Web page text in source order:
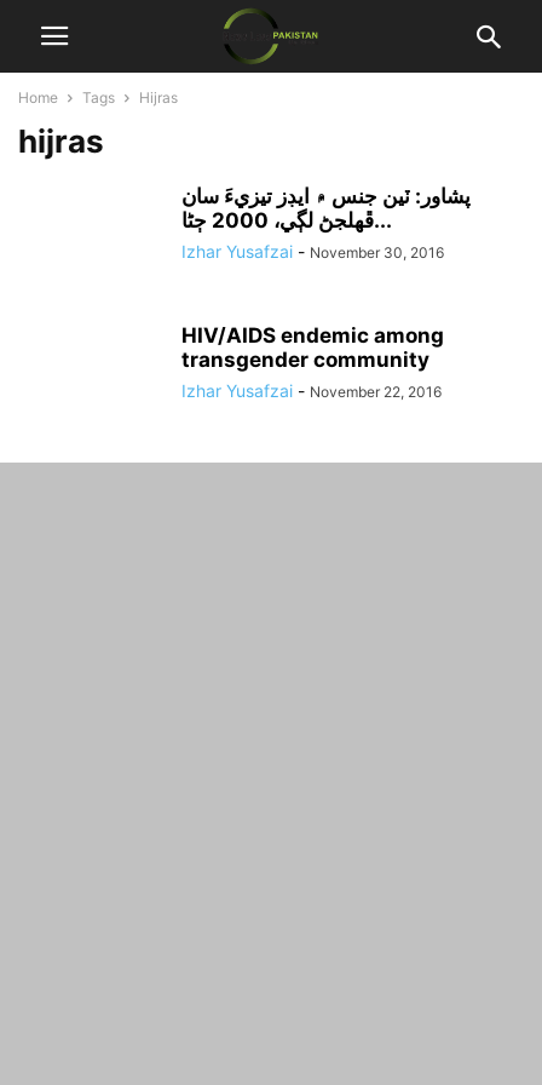
Home Tags Hijras
hijras
پشاور: ٽين جنس ۾ ايڊز تيزيءَ سان
ڦهلجڻ لڳي، 2000 ڄڻا...
Izhar Yusafzai - November 30, 2016
HIV/AIDS endemic among
transgender community
Izhar Yusafzai - November 22, 2016